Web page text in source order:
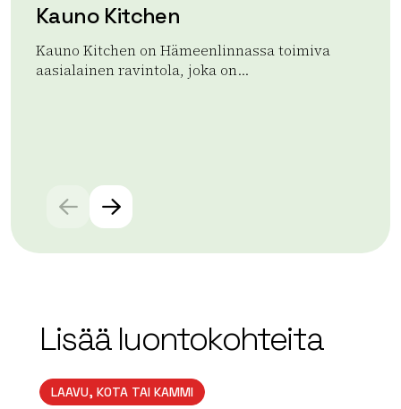
Kauno Kitchen
Kauno Kitchen on Hämeenlinnassa toimiva
aasialainen ravintola, joka on...
Lisää luontokohteita
LAAVU, KOTA TAI KAMMI